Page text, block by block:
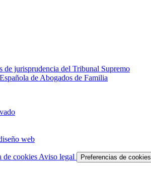
de jurisprudencia del Tribunal Supremo
de Abogados de Familia
web
de cookies Aviso legal Preferencias de cookies